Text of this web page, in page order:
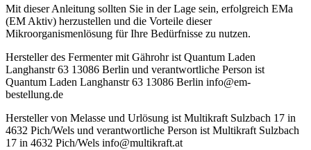
Mit dieser Anleitung sollten Sie in der Lage sein, erfolgreich EMa
(EM Aktiv) herzustellen und die Vorteile dieser
Mikroorganismenlösung für Ihre Bedürfnisse zu nutzen.
Hersteller des Fermenter mit Gährohr ist Quantum Laden
Langhanstr 63 13086 Berlin und verantwortliche Person ist
Quantum Laden Langhanstr 63 13086 Berlin info@em-
bestellung.de
Hersteller von Melasse und Urlösung ist Multikraft Sulzbach 17 in
4632 Pich/Wels und verantwortliche Person ist Multikraft Sulzbach
17 in 4632 Pich/Wels info@multikraft.at